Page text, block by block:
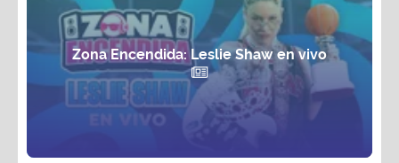
Zona Encendida: Leslie Shaw en vivo